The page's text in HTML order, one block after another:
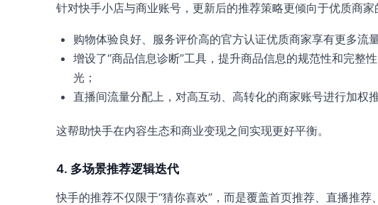
针对快手小店与商业账号，更新后的推荐策略更倾向于优质商家
购物体验良好、服务评价高的官方认证优质商家享有更多流
增设了“商品信息诊断”工具，提升商品信息的规范性和完整
光；
直播间流量分配上，对高互动、高转化的商家账号进行加权推
这帮助快手在内容生态和商业变现之间实现更好平衡。
4. 多场景推荐逻辑迭代
快手的推荐不仅限于“猜你喜欢”，而是覆盖首页推荐、直播推荐